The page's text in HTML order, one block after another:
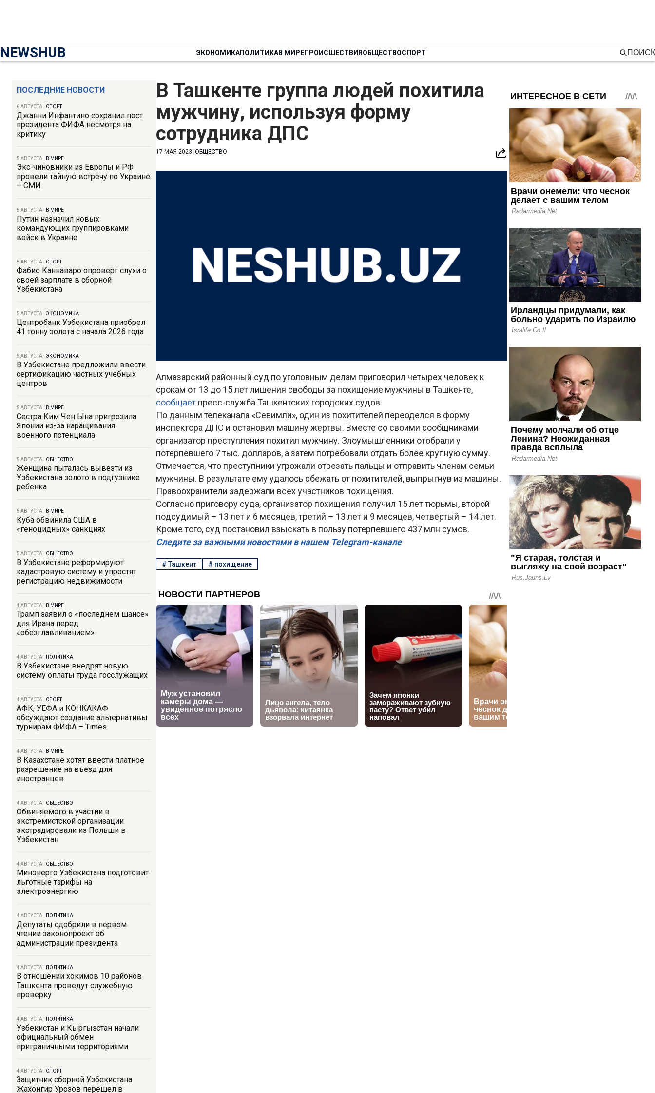
NEWSHUB ЭКОНОМИКАПОЛИТИКАВ МИРЕПРОИСШЕСТВИЯОБЩЕСТВОСПОРТ ПОИСК
ПОСЛЕДНИЕ НОВОСТИ
6 АВГУСТА СПОРТ
Джанни Инфантино сохранил пост
президента ФИФА несмотря на
критику
5 АВГУСТА В МИРЕ
Экс-чиновники из Европы и РФ
провели тайную встречу по Украине
– СМИ
5 АВГУСТА В МИРЕ
Путин назначил новых
командующих группировками
войск в Украине
5 АВГУСТА СПОРТ
Фабио Каннаваро опроверг слухи о
своей зарплате в сборной
Узбекистана
5 АВГУСТА ЭКОНОМИКА
Центробанк Узбекистана приобрел
41 тонну золота с начала 2026 года
5 АВГУСТА ЭКОНОМИКА
В Узбекистане предложили ввести
сертификацию частных учебных
центров
5 АВГУСТА В МИРЕ
Сестра Ким Чен Ына пригрозила
Японии из-за наращивания
военного потенциала
5 АВГУСТА ОБЩЕСТВО
Женщина пыталась вывезти из
Узбекистана золото в подгузнике
ребенка
5 АВГУСТА В МИРЕ
Куба обвинила США в
«геноцидных» санкциях
5 АВГУСТА ОБЩЕСТВО
В Узбекистане реформируют
кадастровую систему и упростят
регистрацию недвижимости
4 АВГУСТА В МИРЕ
Трамп заявил о «последнем шансе»
для Ирана перед
«обезглавливанием»
4 АВГУСТА ПОЛИТИКА
В Узбекистане внедрят новую
систему оплаты труда госслужащих
4 АВГУСТА СПОРТ
АФК, УЕФА и КОНКАКАФ
обсуждают создание альтернативы
турнирам ФИФА – Times
4 АВГУСТА В МИРЕ
В Казахстане хотят ввести платное
разрешение на въезд для
иностранцев
4 АВГУСТА ОБЩЕСТВО
Обвиняемого в участии в
экстремистской организации
экстрадировали из Польши в
Узбекистан
4 АВГУСТА ОБЩЕСТВО
Минэнерго Узбекистана подготовит
льготные тарифы на
электроэнергию
4 АВГУСТА ПОЛИТИКА
Депутаты одобрили в первом
чтении законопроект об
администрации президента
4 АВГУСТА ПОЛИТИКА
В отношении хокимов 10 районов
Ташкента проведут служебную
проверку
4 АВГУСТА ПОЛИТИКА
Узбекистан и Кыргызстан начали
официальный обмен
приграничными территориями
4 АВГУСТА СПОРТ
Защитник сборной Узбекистана
Жахонгир Урозов перешел в
В Ташкенте группа людей похитила
мужчину, используя форму
сотрудника ДПС
17 МАЯ 2023 ОБЩЕСТВО
Алмазарский районный суд по уголовным делам приговорил четырех человек к
срокам от 13 до 15 лет лишения свободы за похищение мужчины в Ташкенте,
сообщает пресс-служба Ташкентских городских судов.
По данным телеканала «Севимли», один из похитителей переоделся в форму
инспектора ДПС и остановил машину жертвы. Вместе со своими сообщниками
организатор преступления похитил мужчину. Злоумышленники отобрали у
потерпевшего 7 тыс. долларов, а затем потребовали отдать более крупную сумму.
Отмечается, что преступники угрожали отрезать пальцы и отправить членам семьи
мужчины. В результате ему удалось сбежать от похитителей, выпрыгнув из машины.
Правоохранители задержали всех участников похищения.
Согласно приговору суда, организатор похищения получил 15 лет тюрьмы, второй
подсудимый – 13 лет и 6 месяцев, третий – 13 лет и 9 месяцев, четвертый – 14 лет.
Кроме того, суд постановил взыскать в пользу потерпевшего 437 млн сумов.
Следите за важными новостями в нашем Telegram-канале
#Ташкент # похищение